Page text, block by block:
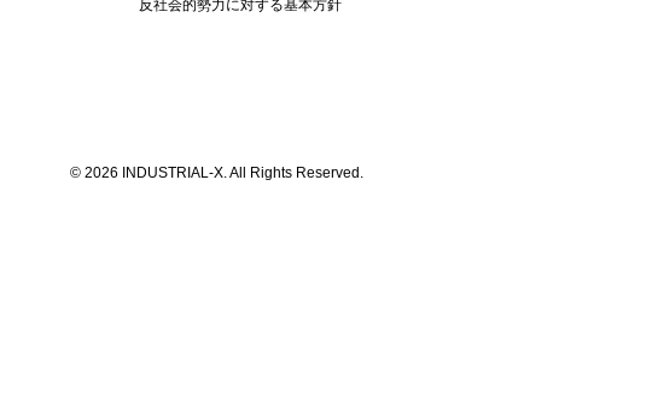
反社会的勢力に対する基本方針
© 2026 INDUSTRIAL-X. All Rights Reserved.